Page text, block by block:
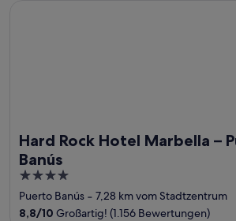
Hard Rock Hotel Marbella –
Banús
4
out
of
Puerto Banús ‐ 7,28 km vom Stadtzentrum
8,8/10 Großartig! (1.156 Bewertungen)